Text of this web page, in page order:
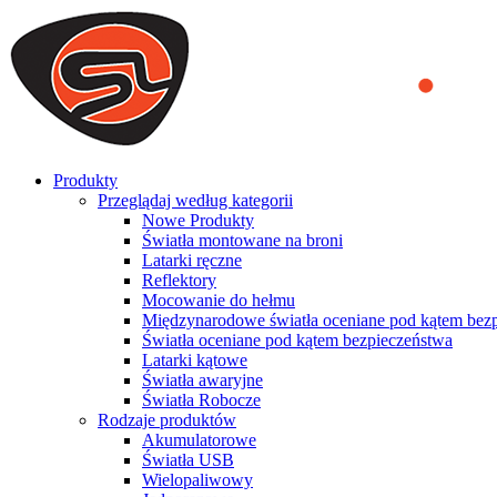
We use cookies to ensure that we provide you the best experience
you a better experience. To learn more or to find out how you can
ACCEPT AND CLOSE
Produkty
Przeglądaj według kategorii
Nowe Produkty
Światła montowane na broni
Latarki ręczne
Reflektory
Mocowanie do hełmu
Międzynarodowe światła oceniane pod kątem
Światła oceniane pod kątem bezpieczeństwa
Latarki kątowe
Światła awaryjne
Światła Robocze
Rodzaje produktów
Akumulatorowe
Światła USB
Wielopaliwowy